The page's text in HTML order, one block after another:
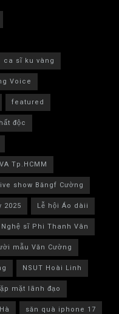
ca sĩ ku vàng
Voice
featured
độc
Tp.HCMM
show Băngf Cường
2025
Lễ hội Áo dàii
Nghệ sĩ Phi Thanh Vân
mẫu Văn Cường
NSUT Hoài Linh
mặt lãnh đạo
săn quà iphone 17